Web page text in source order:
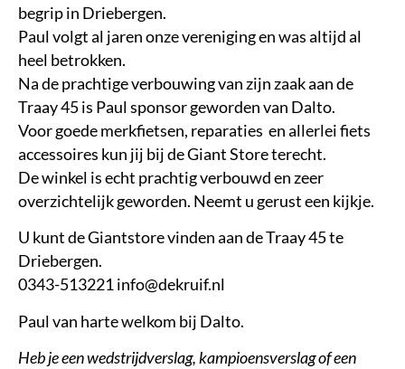
begrip in Driebergen.
Paul volgt al jaren onze vereniging en was altijd al
heel betrokken.
Na de prachtige verbouwing van zijn zaak aan de
Traay 45 is Paul sponsor geworden van Dalto.
Voor goede merkfietsen, reparaties en allerlei fiets
accessoires kun jij bij de Giant Store terecht.
De winkel is echt prachtig verbouwd en zeer
overzichtelijk geworden. Neemt u gerust een kijkje.
U kunt de Giantstore vinden aan de Traay 45 te
Driebergen.
0343-513221 info@dekruif.nl
Paul van harte welkom bij Dalto.
Heb je een wedstrijdverslag, kampioensverslag of een